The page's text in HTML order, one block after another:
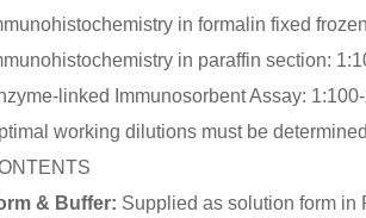
in formalin fixed
in paraffin section:
linked Immunosorbent Assay:
working dilutions must be
& Buffer: Supplied as solution form in